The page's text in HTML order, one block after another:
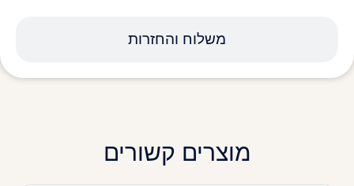
משלוח והחזרות
מוצרים קשורים